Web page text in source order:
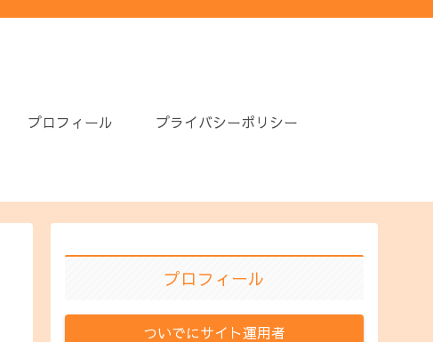
プロフィール プライバシーポリシー
プロフィール
ついでにサイト運用者